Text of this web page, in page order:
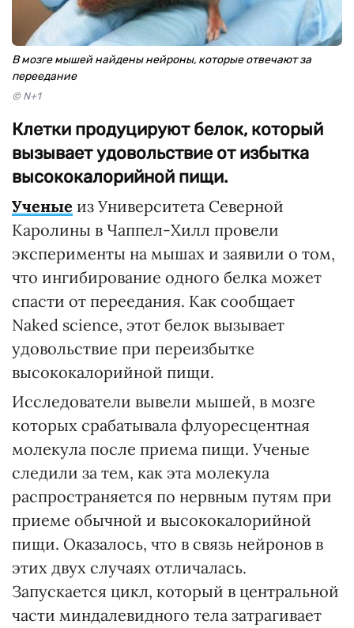
В мозге мышей найдены нейроны, которые отвечают за
переедание
© N+1
Клетки продуцируют белок, который
вызывает удовольствие от избытка
высококалорийной пищи.
Ученые из Университета Северной
Каролины в Чаппел-Хилл провели
эксперименты на мышах и заявили о том,
что ингибирование одного белка может
спасти от переедания. Как сообщает
Naked science, этот белок вызывает
удовольствие при переизбытке
высококалорийной пищи.
Исследователи вывели мышей, в мозге
которых срабатывала флуоресцентная
молекула после приема пищи. Ученые
следили за тем, как эта молекула
распространяется по нервным путям при
приеме обычной и высококалорийной
пищи. Оказалось, что в связь нейронов в
этих двух случаях отличалась.
Запускается цикл, который в центральной
части миндалевидного тела затрагивает